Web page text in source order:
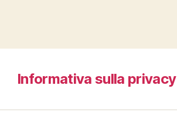
Informativa sulla privacy